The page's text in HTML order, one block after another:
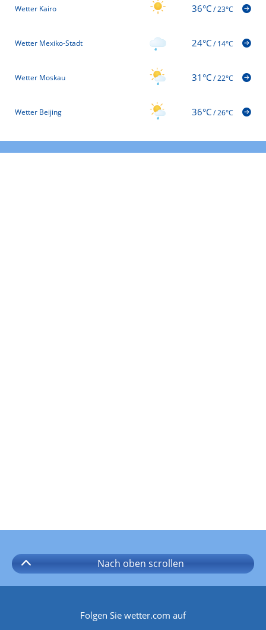
Wetter Kairo 36°C/23°C
Wetter Mexiko-Stadt 24°C/14°C
Wetter Moskau 31°C/22°C
Wetter Beijing 36°C/26°C
Nach oben scrollen
Folgen Sie wetter.com auf